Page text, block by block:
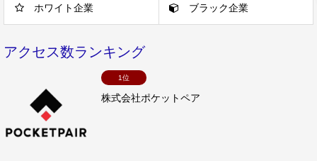
ホワイト企業 ブラック企業
アクセス数ランキング
1位
株式会社ポケットペア